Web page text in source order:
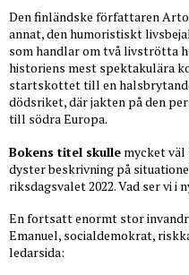
Den finländske författaren
annat, den humoristiskt
som handlar om två livströtta
historiens mest spektakulära
startskottet till en
dödsriket, där jakten på den
till södra Europa.
Bokens titel skulle mycket väl
dyster beskrivning på
riksdagsvalet 2022. Vad ser vi i
En fortsatt enormt stor
Emanuel, socialdemokrat,
ledarsida: